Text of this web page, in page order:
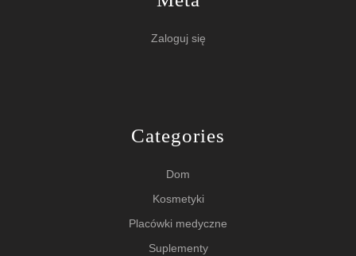
Zaloguj się
Categories
Dom
Kosmetyki
Placówki medyczne
Suplementy